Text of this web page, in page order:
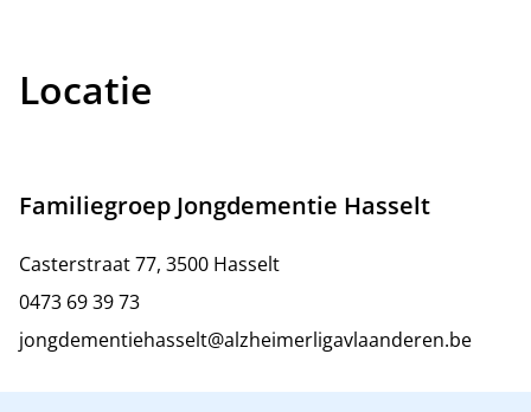
Locatie
Familiegroep Jongdementie Hasselt
Casterstraat 77, 3500 Hasselt
0473 69 39 73
jongdementiehasselt@alzheimerligavlaanderen.be